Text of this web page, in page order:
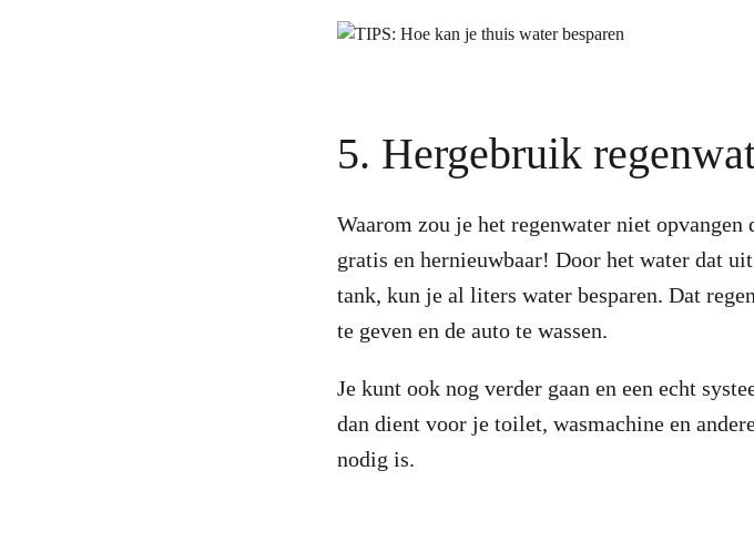
5. Hergebruik
Waarom zou je het regenwater niet
gratis en hernieuwbaar! Door het water dat
tank, kun je al liters water besparen. Dat
te geven en de auto te wassen.
Je kunt ook nog verder gaan en een echt
dan dient voor je toilet, wasmachine en
nodig is.